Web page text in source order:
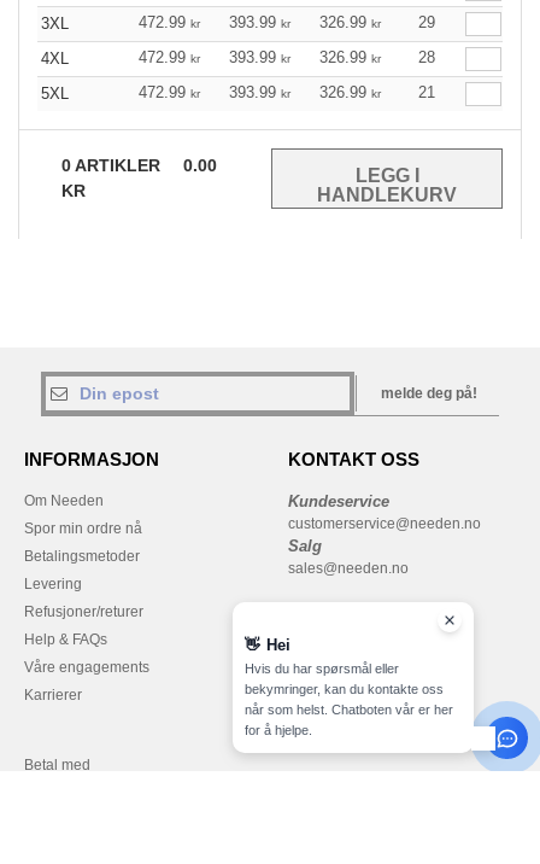
3XL
472.99 kr 393.99 kr 326.99 kr
29
4XL
472.99 kr 393.99 kr 326.99 kr
28
5XL
472.99 kr 393.99 kr 326.99 kr 21
0ARTIKLER
0.00
KR
melde deg på!
INFORMASJON
Om Needen
Spor min ordre nå
Betalingsmetoder
Levering
Refusjoner/returer
Help & FAQs
Våre engagements
Karrierer
KONTAKT OSS
Kundeservice
customerservice@needen.no
Salg
sales@needen.no
Betal med
👋 Hei
Hvis du har spørsmål eller
bekymringer, kan du kontakte oss
når som helst. Chatboten vår er her
for å hjelpe.